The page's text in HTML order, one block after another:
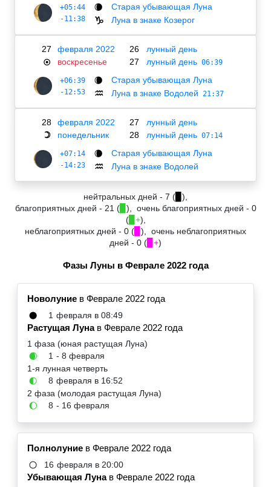
+05:44
-11:38
🌘 Старая убывающая Луна
♑ Луна в знаке Козерог
27 февраля 2022
☉ воскресенье
26
лунный день
27
лунный день 06:39
+06:39
-12:53
🌘 Старая убывающая Луна
♒ Луна в знаке Водолей 21:37
28 февраля 2022
☽ понедельник
27
лунный день
28
лунный день 07:14
+07:14
-14:23
🌘 Старая убывающая Луна
♒ Луна в знаке Водолей
нейтральных дней - 7 (
),
благоприятных дней - 21 (▉ ), очень благоприятных дней - 0
(▉+),
неблагоприятных дней - 0 (
), очень неблагоприятных
дней - 0 ( ▉+)
Фазы Луны в Феврале 2022 года
Новолуние в Феврале 2022 года
🌑 1 февраля в 08:49
Растущая Луна в Феврале 2022 года
1 фаза (юная растущая Луна)
🌒 1 - 8 февраля
1-я лунная четверть
🌓 8 февраля в 16:52
2 фаза (молодая растущая Луна)
🌔 8 - 16 февраля
Полнолуние в Феврале 2022 года
🌕 16 февраля в 20:00
Убывающая Луна в Феврале 2022 года